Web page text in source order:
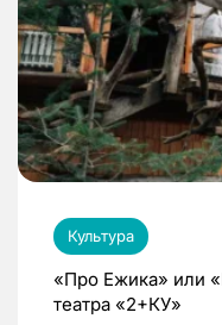
Культура
«Про Ежика» или
театра «2+КУ»